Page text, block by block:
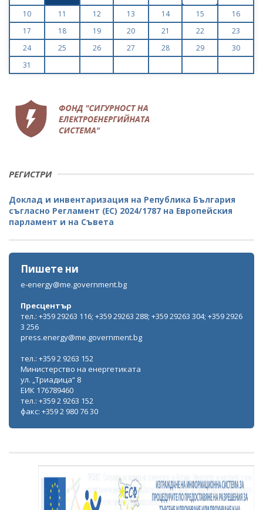
10
11 12 13 14 15
16
17
18 19 20 21 22
23
24
25 26 27 28 29
30
31
РЕГИСТРИ
Доклад и инвентаризация на Република България
съгласно Регламент (ЕС) 2024/1787 на Европейския
парламент и на Съвета
Пишете ни
e-energy@me.government.bg
Пресцентър
тел.: +359 29263 116; +359 29263 288; +359 29263 304; +359 2926
3 256
press.energy@me.government.bg
тел.: +359 2 9263 152
Министерство на енергетиката
ул. „Триадица“ 8
ЕИК 176789460
тел.: +359 2 9263 152
факс: +359 2 980 76 30